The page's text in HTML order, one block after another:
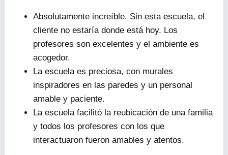
Absolutamente increíble. Sin esta escuela, el
cliente no estaría donde está hoy. Los
profesores son excelentes y el ambiente es
acogedor.
La escuela es preciosa, con murales
inspiradores en las paredes y un personal
amable y paciente.
La escuela facilitó la reubicación de una familia
y todos los profesores con los que
interactuaron fueron amables y atentos.